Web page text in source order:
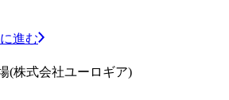
進む
(株式会社ユーロギア)